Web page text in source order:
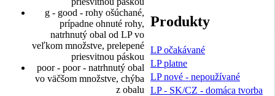
g - good - rohy ošúchané,
prípadne ohnuté rohy,
natrhnutý obal od LP vo
veľkom množstve, prelepené
priesvitnou páskou
poor - poor - natrhnutý obal
vo väčšom množstve, chýba
z obalu
Produkty
LP očakávané
LP platne
LP nové - nepoužívané
LP - SK/CZ - domáca tvorba